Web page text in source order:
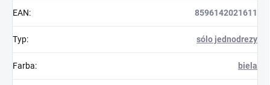
EAN: 8596142021611
Typ: sólo jednodrezy
Farba: biela